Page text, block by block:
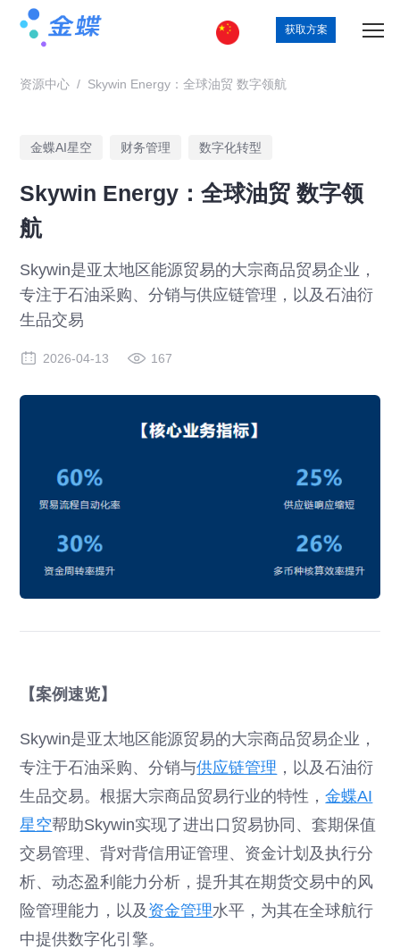
获取方案
资源中心 / Skywin Energy：全球油贸 数字领航
金蝶AI星空 财务管理 数字化转型
Skywin Energy：全球油贸 数字领
航
Skywin是亚太地区能源贸易的大宗商品贸易企业，
专注于石油采购、分销与供应链管理，以及石油衍
生品交易
2026-04-13 167
【案例速览】
Skywin是亚太地区能源贸易的大宗商品贸易企业，
专注于石油采购、分销与供应链管理 ，以及石油衍
生品交易。根据大宗商品贸易行业的特性，金蝶AI
星空帮助Skywin实现了进出口贸易协同、套期保值
交易管理、背对背信用证管理、资金计划及执行分
析、动态盈利能力分析，提升其在期货交易中的风
险管理能力，以及 资金管理水平，为其在全球航行
中提供数字化引擎。